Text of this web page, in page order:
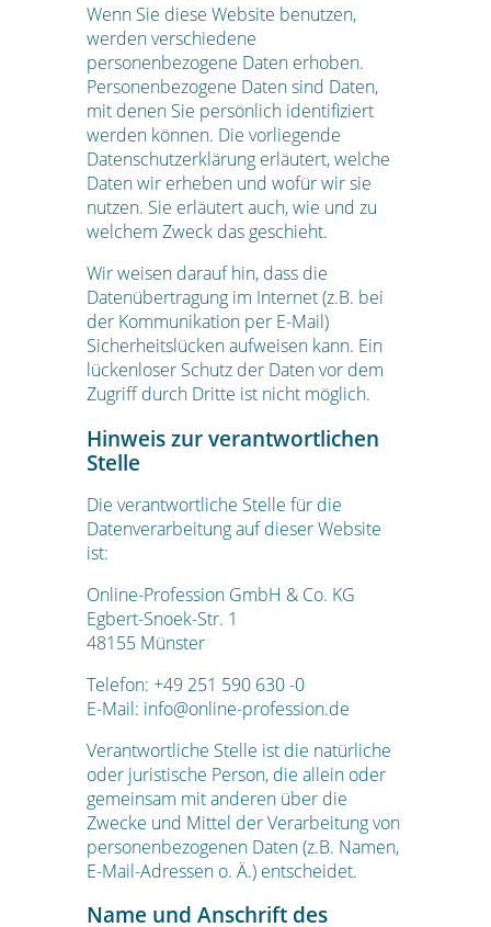
Wenn Sie diese Website benutzen,
werden verschiedene
personenbezogene Daten erhoben.
Personenbezogene Daten sind Daten,
mit denen Sie persönlich identifiziert
werden können. Die vorliegende
Datenschutzerklärung erläutert, welche
Daten wir erheben und wofür wir sie
nutzen. Sie erläutert auch, wie und zu
welchem Zweck das geschieht.
Wir weisen darauf hin, dass die
Datenübertragung im Internet (z.B. bei
der Kommunikation per E-Mail)
Sicherheitslücken aufweisen kann. Ein
lückenloser Schutz der Daten vor dem
Zugriff durch Dritte ist nicht möglich.
Hinweis zur verantwortlichen
Stelle
Die verantwortliche Stelle für die
Datenverarbeitung auf dieser Website
ist:
Online-Profession GmbH & Co. KG
Egbert-Snoek-Str. 1
48155 Münster
Telefon: +49 251 590 630 -0
E-Mail: info@online-profession.de
Verantwortliche Stelle ist die natürliche
oder juristische Person, die allein oder
gemeinsam mit anderen über die
Zwecke und Mittel der Verarbeitung von
personenbezogenen Daten (z.B. Namen,
E-Mail-Adressen o. Ä.) entscheidet.
Name und Anschrift des